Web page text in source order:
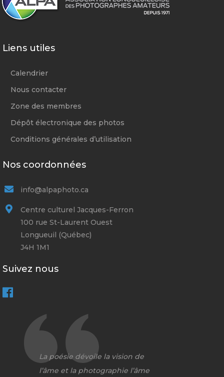
Liens utiles
Calendrier
Nous contacter
Zone des membres
Dépôt électronique des photos
Conditions générales d’utilisation
Nos coordonnées
info@alpaphoto.ca
Centre culturel Jacques-Ferron
100 rue St-Laurent Ouest
Longueuil (Québec)
J4H 1M1
Suivez nous
La poésie dévoile la vision de
l’âme et la photographie l’âme